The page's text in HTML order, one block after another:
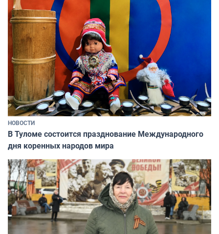
НОВОСТИ
В Туломе состоится празднование Международного
дня коренных народов мира